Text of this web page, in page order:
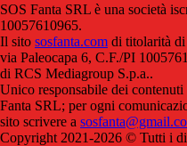
SOS Fanta SRL è una società
10057610965.
Il sito sosfanta.com di titolarità
via Paleocapa 6, C.F./PI
di RCS Mediagroup S.p.a..
Unico responsabile dei
Fanta SRL; per ogni
sito scrivere a
Copyright 2021-2026 © Tutti i